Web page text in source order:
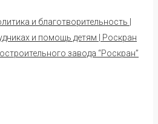
и благотворительность |
и помощь детям | Роскран
завода “Роскран”